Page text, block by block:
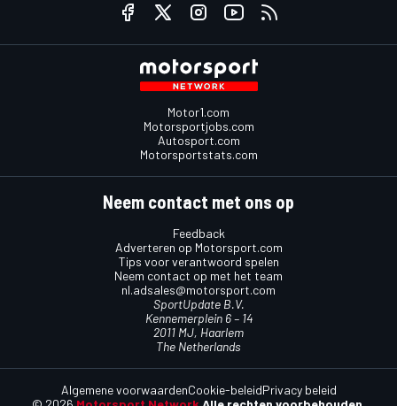
Motor1.com
Motorsportjobs.com
Autosport.com
Motorsportstats.com
Neem contact met ons op
Feedback
Adverteren op Motorsport.com
Tips voor verantwoord spelen
Neem contact op met het team
nl.adsales@motorsport.com
SportUpdate B.V.
Kennemerplein 6 – 14
2011 MJ, Haarlem
The Netherlands
Algemene voorwaardenCookie-beleidPrivacy beleid